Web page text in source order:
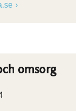
omsorg